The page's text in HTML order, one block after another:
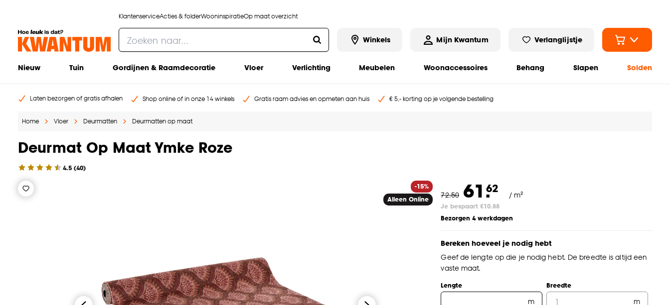
KlantenserviceActies & folderWooninspiratieOp maat overzicht
Winkels Mijn Kwantum Verlanglijstje
Nieuw Tuin Gordijnen & Raamdecoratie Vloer Verlichting Meubelen Woonaccessoires Behang Slapen Solden
Laten bezorgen of gratis afhalen Shop online of in onze 14 winkels Gratis raam advies en opmeten aan huis € 5,- korting op je volgende bestelling
Home Vloer Deurmatten Deurmatten op maat
Deurmat Op Maat Ymke Roze
4.5 (40)
-15%
Alleen Online
72.50 61.62
/ m²
Je bespaart €10.88
Bezorgen 4 werkdagen
Bereken hoeveel je nodig hebt
Geef de lengte op die je nodig hebt. De breedte is altijd een
vaste maat.
Lengte
m
Breedte
m